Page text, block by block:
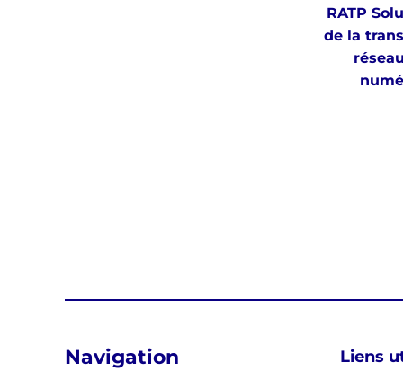
RATP
de la
Navigation Liens